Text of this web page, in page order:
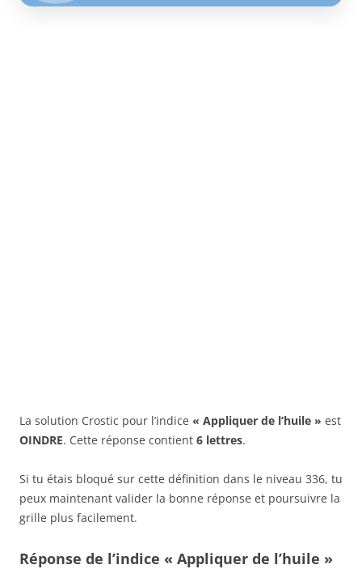
La solution Crostic pour l’indice « Appliquer de l’huile » est
OINDRE. Cette réponse contient 6 lettres.
Si tu étais bloqué sur cette définition dans le niveau 336, tu
peux maintenant valider la bonne réponse et poursuivre la
grille plus facilement.
Réponse de l’indice « Appliquer de l’huile »